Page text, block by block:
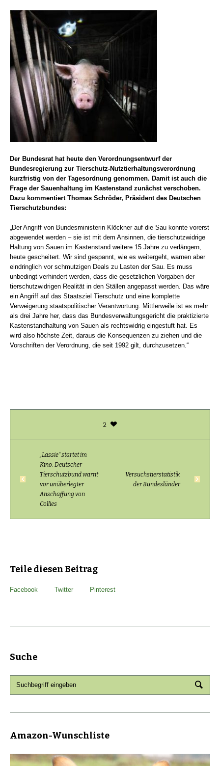
Der Bundesrat hat heute den Verordnungsentwurf der
Bundesregierung zur Tierschutz-Nutztierhaltungsverordnung
kurzfristig von der Tagesordnung genommen. Damit ist auch die
Frage der Sauenhaltung im Kastenstand zunächst verschoben.
Dazu kommentiert Thomas Schröder, Präsident des Deutschen
Tierschutzbundes:
„Der Angriff von Bundesministerin Klöckner auf die Sau konnte vorerst
abgewendet werden – sie ist mit dem Ansinnen, die tierschutzwidrige
Haltung von Sauen im Kastenstand weitere 15 Jahre zu verlängern,
heute gescheitert. Wir sind gespannt, wie es weitergeht, warnen aber
eindringlich vor schmutzigen Deals zu Lasten der Sau. Es muss
unbedingt verhindert werden, dass die gesetzlichen Vorgaben der
tierschutzwidrigen Realität in den Ställen angepasst werden. Das wäre
ein Angriff auf das Staatsziel Tierschutz und eine komplette
Verweigerung staatspolitischer Verantwortung. Mittlerweile ist es mehr
als drei Jahre her, dass das Bundesverwaltungsgericht die praktizierte
Kastenstandhaltung von Sauen als rechtswidrig eingestuft hat. Es
wird also höchste Zeit, daraus die Konsequenzen zu ziehen und die
Vorschriften der Verordnung, die seit 1992 gilt, durchzusetzen.“
2
„Lassie“ startet im
Kino: Deutscher
Tierschutzbund warnt
vor unüberlegter
Anschaffung von
Collies
Versuchstierstatistik
der Bundesländer
Teile diesen Beitrag
Facebook Twitter Pinterest
Suche
Amazon-Wunschliste